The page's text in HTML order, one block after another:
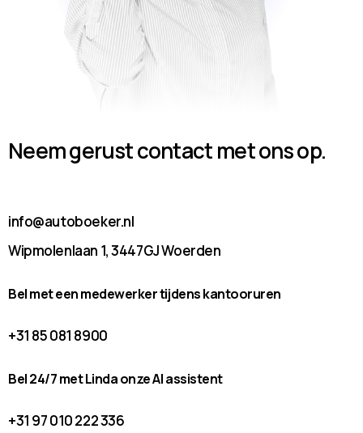
Neem gerust contact met ons op.
info@autoboeker.nl
Wipmolenlaan 1, 3447GJ Woerden
Bel met een medewerker tijdens kantooruren
+31 85 081 8900
Bel 24/7 met Linda onze AI assistent
+31 97 010 222 336